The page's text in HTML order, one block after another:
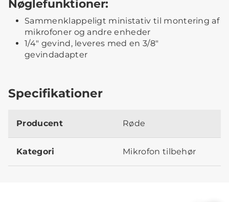
Nøglefunktioner:
Sammenklappeligt ministativ til montering af
mikrofoner og andre enheder
1/4" gevind, leveres med en 3/8"
gevindadapter
Specifikationer
Producent Røde
Kategori Mikrofon tilbehør